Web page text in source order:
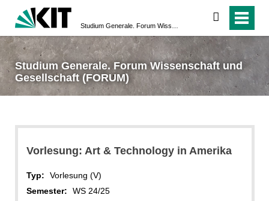
suchen
Studium Generale. Forum Wissenschaft und
Gesellschaft (FORUM)
Vorlesung: Art & Technology in Amerika
Typ:
Vorlesung (V)
Semester:
WS 24/25